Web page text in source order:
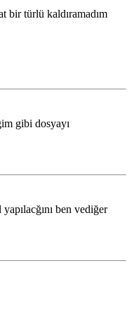
bir türlü kaldıramadım
gibi dosyayı
ben vediğer